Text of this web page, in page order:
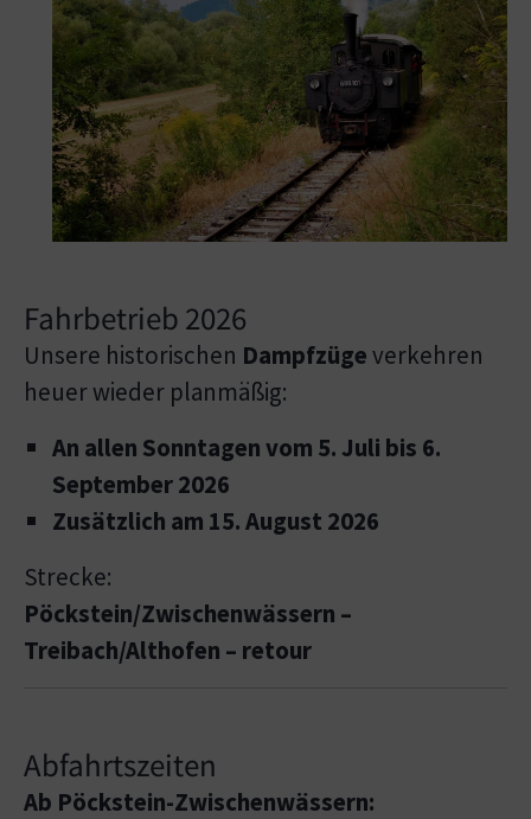
Fahrbetrieb 2026
Unsere historischen Dampfzügeverkehren
heuer wieder planmäßig:
An allen Sonntagen vom 5. Juli bis 6.
September 2026
Zusätzlich am 15. August 2026
Strecke:
Pöckstein/Zwischenwässern –
Treibach/Althofen – retour
Abfahrtszeiten
Ab Pöckstein-Zwischenwässern: